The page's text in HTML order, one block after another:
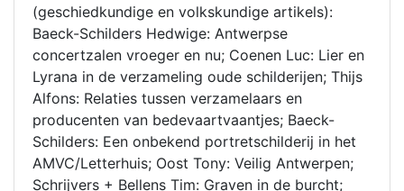
(geschiedkundige en volkskundige artikels):
Baeck-Schilders Hedwige: Antwerpse
concertzalen vroeger en nu; Coenen Luc: Lier en
Lyrana in de verzameling oude schilderijen; Thijs
Alfons: Relaties tussen verzamelaars en
producenten van bedevaartvaantjes; Baeck-
Schilders: Een onbekend portretschilderij in het
AMVC/Letterhuis; Oost Tony: Veilig Antwerpen;
Schrijvers + Bellens Tim: Graven in de burcht;